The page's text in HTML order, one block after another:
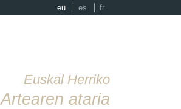
eu es fr
Euskal Herriko
Artearen ataria